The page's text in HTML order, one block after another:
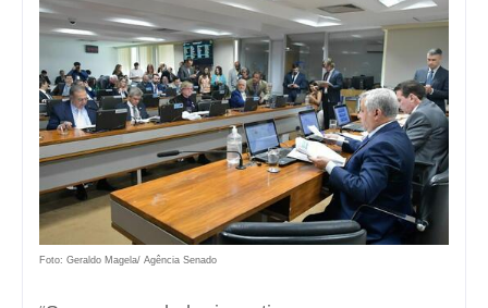
Foto: Geraldo Magela/ Agência Senado